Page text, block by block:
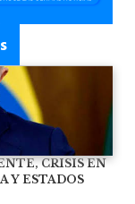
CRISIS EN
Y ESTADOS